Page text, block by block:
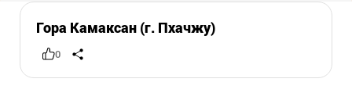
Гора Камаксан (г. Пхачжу)
0